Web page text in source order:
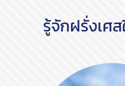
รู้จักฝรั่งเศ